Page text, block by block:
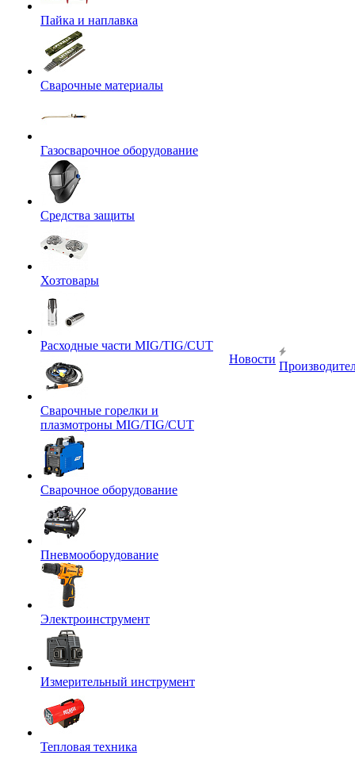
Пайка и наплавка
Сварочные материалы
Газосварочное оборудование
Средства защиты
Хозтовары
Расходные части MIG/TIG/CUT
Сварочные горелки и
плазмотроны MIG/TIG/CUT
Сварочное оборудование
Пневмооборудование
Электроинструмент
Измерительный инструмент
Тепловая техника
Новости